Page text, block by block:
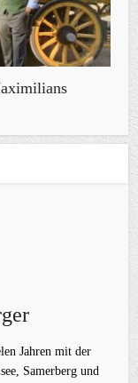
Jahren mit der
Samerberg und